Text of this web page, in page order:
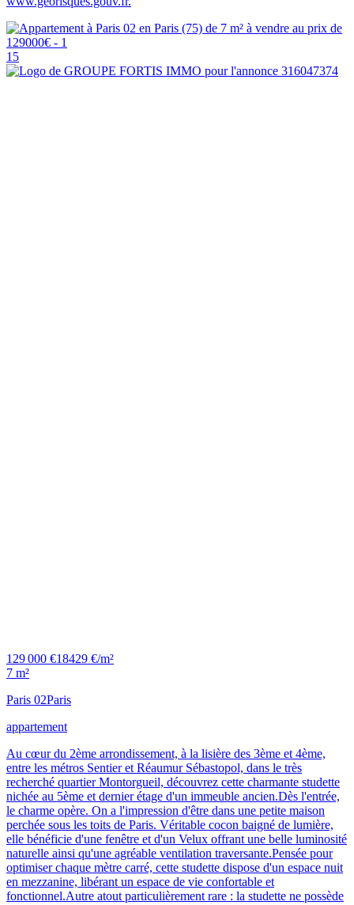
15
129 000 €18429 €/m²
7 m²
Paris 02Paris
appartement
Au cœur du 2ème arrondissement, à la lisière des 3ème et 4ème,
entre les métros Sentier et Réaumur Sébastopol, dans le très
recherché quartier Montorgueil, découvrez cette charmante studette
nichée au 5ème et dernier étage d'un immeuble ancien.Dès l'entrée,
le charme opère. On a l'impression d'être dans une petite maison
perchée sous les toits de Paris. Véritable cocon baigné de lumière,
elle bénéficie d'une fenêtre et d'un Velux offrant une belle luminosité
naturelle ainsi qu'une agréable ventilation traversante.Pensée pour
optimiser chaque mètre carré, cette studette dispose d'un espace nuit
en mezzanine, libérant un espace de vie confortable et
fonctionnel.Autre atout particulièrement rare : la studette ne possède